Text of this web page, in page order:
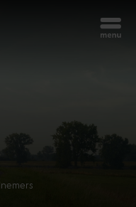
Begin opnieuw
van de